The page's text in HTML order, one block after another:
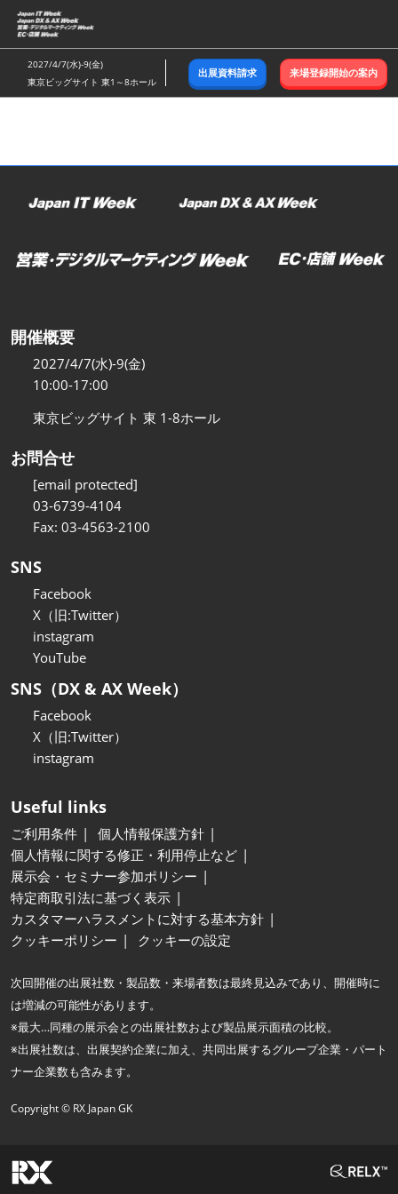
ス
キ
ッ
し
む
2027/4/7(水)-9(金)
東京ビッグサイト 東1～8ホール
出展資料請求 来場登録開始の案内
開催概要
2027/4/7(水)-9(金)
10:00-17:00
東京ビッグサイト 東 1-8ホール
お問合せ
[email protected]
03-6739-4104
Fax: 03-4563-2100
SNS
Facebook
X（旧:Twitter）
instagram
YouTube
SNS（DX & AX Week）
Facebook
X（旧:Twitter）
instagram
Useful links
ご利用条件
個人情報保護方針
個人情報に関する修正・利用停止など
展示会・セミナー参加ポリシー
特定商取引法に基づく表示
カスタマーハラスメントに対する基本方針
クッキーポリシー
クッキーの設定
次回開催の出展社数・製品数・来場者数は最終見込みであり、開催時に
は増減の可能性があります。
※最大…同種の展示会との出展社数および製品展示面積の比較。
※出展社数は、出展契約企業に加え、共同出展するグループ企業・パート
ナー企業数も含みます。
Copyright © RX Japan GK